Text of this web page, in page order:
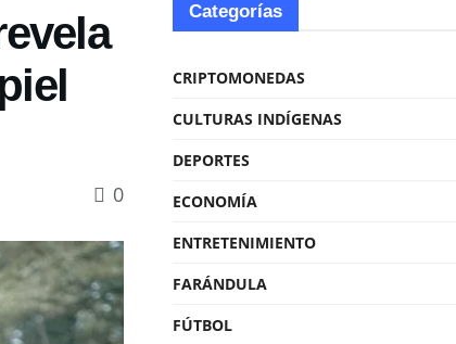
0
Categorías
CRIPTOMONEDAS
CULTURAS INDÍGENAS
DEPORTES
ECONOMÍA
ENTRETENIMIENTO
FARÁNDULA
FÚTBOL